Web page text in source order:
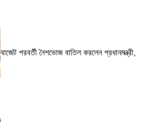
বাজেট পরবর্তী নৈশভোজ বাতিল করলেন প্রধানমন্ত্রী,